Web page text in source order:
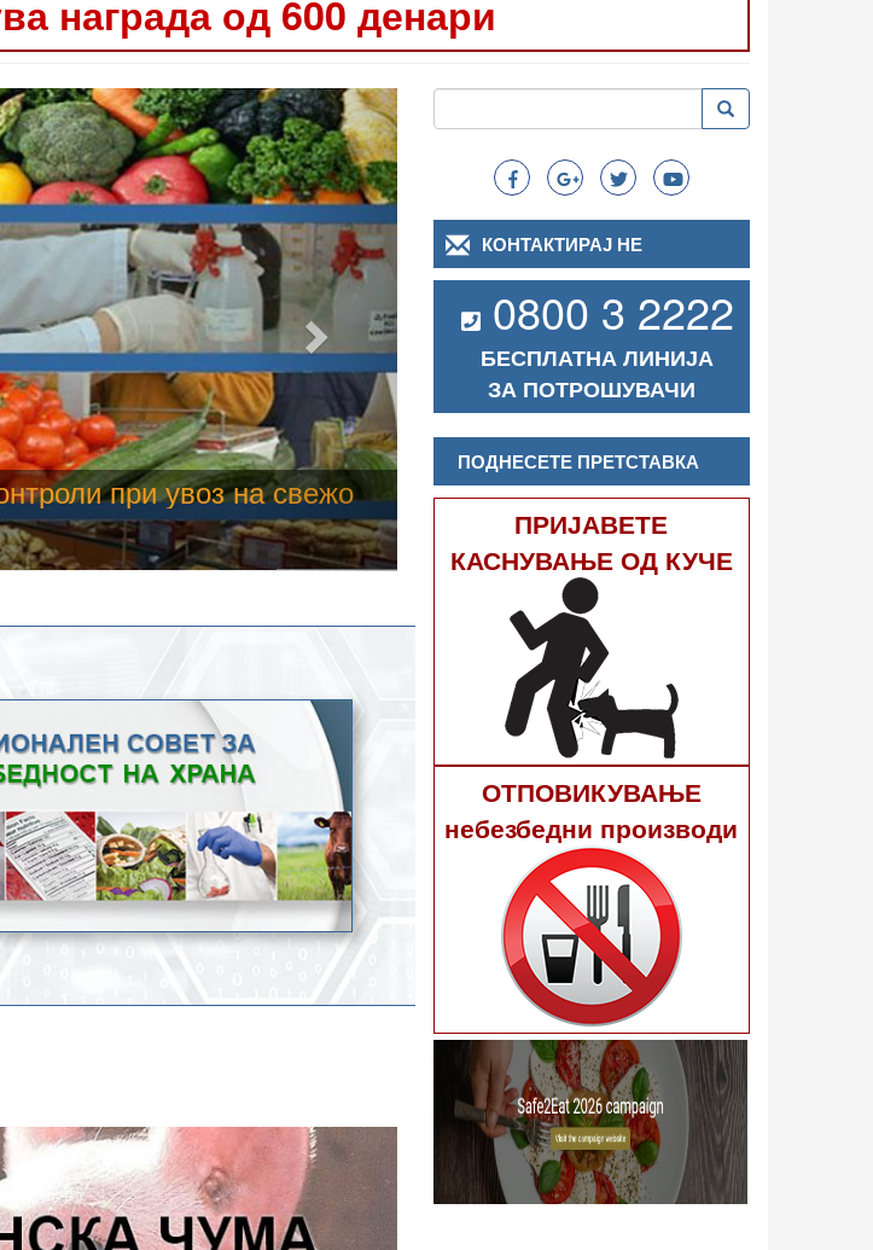
награда од 600 денари
опасни се и за
во одредени региони ќе достигне 40
Следно
Search
Пребарување Пребарување
КОНТАКТИРАЈ НЕ
0800 3 2222
БЕСПЛАТНА ЛИНИЈА
ЗА ПОТРОШУВАЧИ
ПОДНЕСЕТЕ ПРЕТСТАВКА
ПРИЈАВЕТЕ
КАСНУВАЊЕ ОД КУЧЕ
ОТПОВИКУВАЊЕ
небезбедни производи